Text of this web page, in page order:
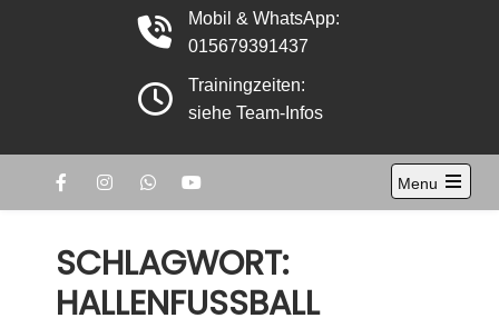
Mobil & WhatsApp:
015679391437
Trainingzeiten:
siehe Team-Infos
Menu
Open
SCHLAGWORT:
HALLENFUSSBALL